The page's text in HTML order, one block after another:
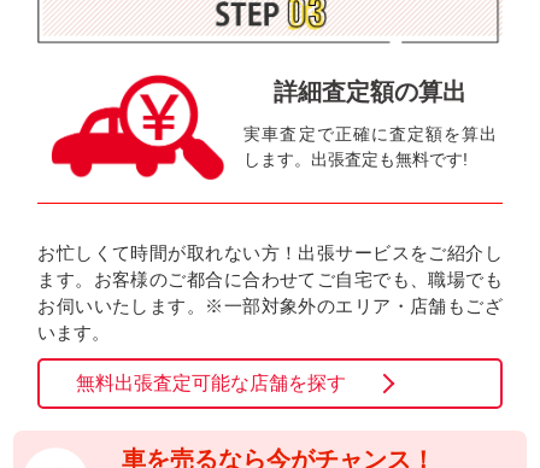
詳細査定額の算出
実車査定で正確に査定額を算出
します。出張査定も無料です!
お忙しくて時間が取れない方！出張サービスをご紹介し
ます。お客様のご都合に合わせてご自宅でも、職場でも
お伺いいたします。※一部対象外のエリア・店舗もござ
います。
無料出張査定可能な店舗を探す
車を売るなら今がチャンス！